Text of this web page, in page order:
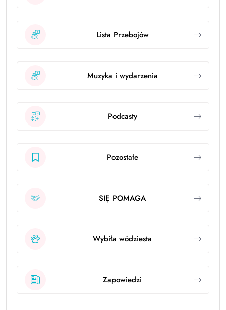
Lista Przebojów
Muzyka i wydarzenia
Podcasty
Pozostałe
SIĘ POMAGA
Wybiła wódziesta
Zapowiedzi